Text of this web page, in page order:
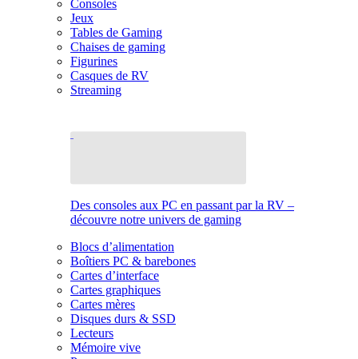
Consoles
Jeux
Tables de Gaming
Chaises de gaming
Figurines
Casques de RV
Streaming
Des consoles aux PC en passant par la RV –
découvre notre univers de gaming
Blocs d’alimentation
Boîtiers PC & barebones
Cartes d’interface
Cartes graphiques
Cartes mères
Disques durs & SSD
Lecteurs
Mémoire vive